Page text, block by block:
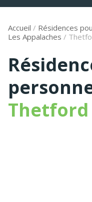
Accueil / Résidences
Les Appalaches /
Thetford